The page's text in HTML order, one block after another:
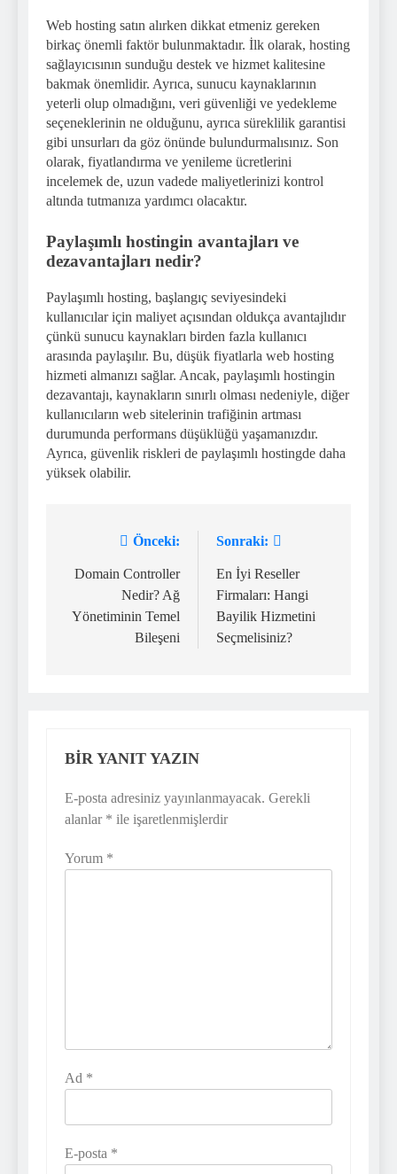
Web hosting satın alırken dikkat etmeniz gereken
birkaç önemli faktör bulunmaktadır. İlk olarak, hosting
sağlayıcısının sunduğu destek ve hizmet kalitesine
bakmak önemlidir. Ayrıca, sunucu kaynaklarının
yeterli olup olmadığını, veri güvenliği ve yedekleme
seçeneklerinin ne olduğunu, ayrıca süreklilik garantisi
gibi unsurları da göz önünde bulundurmalısınız. Son
olarak, fiyatlandırma ve yenileme ücretlerini
incelemek de, uzun vadede maliyetlerinizi kontrol
altında tutmanıza yardımcı olacaktır.
Paylaşımlı hostingin avantajları ve
dezavantajları nedir?
Paylaşımlı hosting, başlangıç seviyesindeki
kullanıcılar için maliyet açısından oldukça avantajlıdır
çünkü sunucu kaynakları birden fazla kullanıcı
arasında paylaşılır. Bu, düşük fiyatlarla web hosting
hizmeti almanızı sağlar. Ancak, paylaşımlı hostingin
dezavantajı, kaynakların sınırlı olması nedeniyle, diğer
kullanıcıların web sitelerinin trafiğinin artması
durumunda performans düşüklüğü yaşamanızdır.
Ayrıca, güvenlik riskleri de paylaşımlı hostingde daha
yüksek olabilir.
gezinmesi
Önceki:
Domain Controller
Nedir? Ağ
Yönetiminin Temel
Bileşeni
Sonraki:
En İyi Reseller
Firmaları: Hangi
Bayilik Hizmetini
Seçmelisiniz?
BIR YANIT YAZIN
E-posta adresiniz yayınlanmayacak. Gerekli
alanlar * ile işaretlenmişlerdir
Yorum *
Ad *
E-posta *